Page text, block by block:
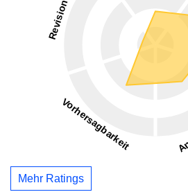
Mehr Ratings